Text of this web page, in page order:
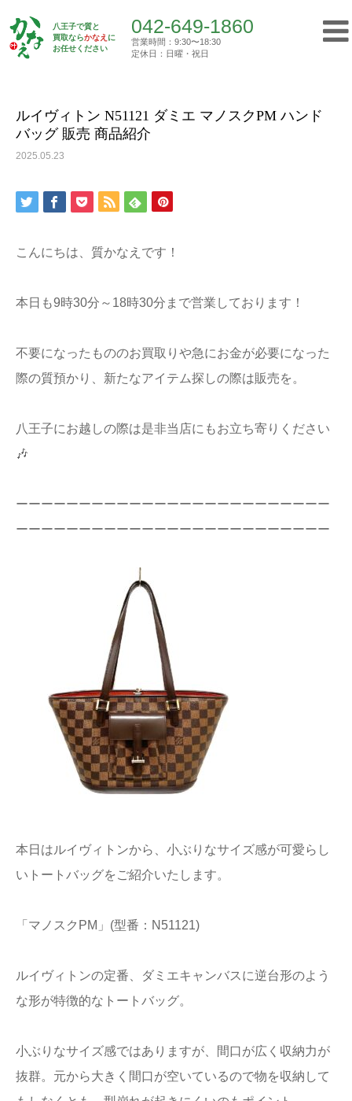
八王子で質と
買取ならかなえ に
お任せください
042-649-1860
営業時間：9:30〜18:30
定休日：日曜・祝日
Top 買取実績 ルイヴィトン N51121 ダミエ マノ…
ルイヴィトン N51121 ダミエ マノスクPM ハンド
バッグ 販売 商品紹介
2025.05.23
こんにちは、質かなえです！
本日も9時30分～18時30分まで営業しております！
不要になったもののお買取りや急にお金が必要になった
際の質預かり、新たなアイテム探しの際は販売を。
八王子にお越しの際は是非当店にもお立ち寄りください
🎶
ーーーーーーーーーーーーーーーーーーーーーーーーー
ーーーーーーーーーーーーーーーーーーーーーーーーー
本日はルイヴィトンから、小ぶりなサイズ感が可愛らし
いトートバッグをご紹介いたします。
「マノスクPM」(型番：N51121)
ルイヴィトンの定番、ダミエキャンバスに逆台形のよう
な形が特徴的なトートバッグ。
小ぶりなサイズ感ではありますが、間口が広く収納力が
抜群。元から大きく間口が空いているので物を収納して
トップ
ポリシー